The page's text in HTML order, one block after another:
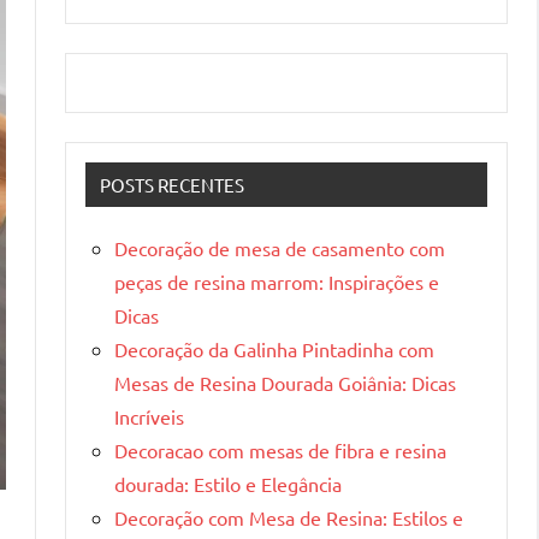
POSTS RECENTES
Decoração de mesa de casamento com
peças de resina marrom: Inspirações e
Dicas
Decoração da Galinha Pintadinha com
Mesas de Resina Dourada Goiânia: Dicas
Incríveis
Decoracao com mesas de fibra e resina
dourada: Estilo e Elegância
Decoração com Mesa de Resina: Estilos e